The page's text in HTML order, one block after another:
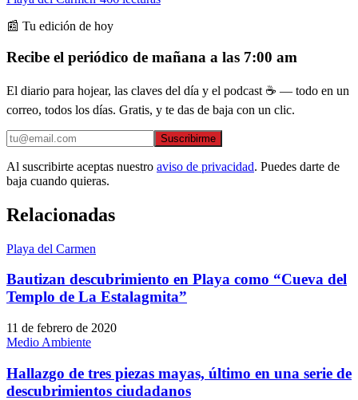
📰 Tu edición de hoy
Recibe el periódico de mañana a las 7:00 am
El diario para hojear, las claves del día y el podcast ☕ — todo en un
correo, todos los días. Gratis, y te das de baja con un clic.
Suscribirme
Al suscribirte aceptas nuestro aviso de privacidad. Puedes darte de
baja cuando quieras.
Relacionadas
Playa del Carmen
Bautizan descubrimiento en Playa como “Cueva del
Templo de La Estalagmita”
11 de febrero de 2020
Medio Ambiente
Hallazgo de tres piezas mayas, último en una serie de
descubrimientos ciudadanos